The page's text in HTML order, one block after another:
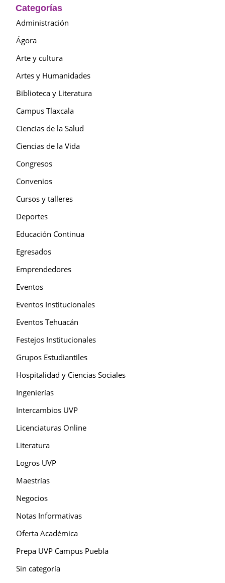
Categorías
Administración
Ágora
Arte y cultura
Artes y Humanidades
Biblioteca y Literatura
Campus Tlaxcala
Ciencias de la Salud
Ciencias de la Vida
Congresos
Convenios
Cursos y talleres
Deportes
Educación Continua
Egresados
Emprendedores
Eventos
Eventos Institucionales
Eventos Tehuacán
Festejos Institucionales
Grupos Estudiantiles
Hospitalidad y Ciencias Sociales
Ingenierías
Intercambios UVP
Licenciaturas Online
Literatura
Logros UVP
Maestrías
Negocios
Notas Informativas
Oferta Académica
Prepa UVP Campus Puebla
Sin categoría